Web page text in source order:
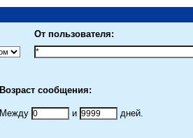
От пользователя:
Возраст сообщения:
Между и дней.